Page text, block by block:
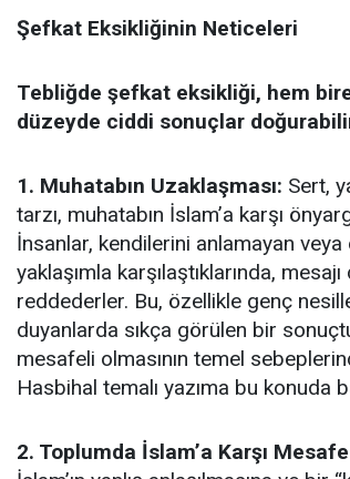
Şefkat Eksikliğinin Neticeleri
Tebliğde şefkat eksikliği, hem
düzeyde ciddi sonuçlar
1. Muhatabın Uzaklaşması: Sert,
tarzı, muhatabın İslam’a karşı
İnsanlar, kendilerini anlamayan
yaklaşımla karşılaştıklarında,
reddederler. Bu, özellikle genç
duyanlarda sıkça görülen bir
mesafeli olmasının temel
Hasbihal temalı yazıma bu konuda
2. Toplumda İslam’a Karşı